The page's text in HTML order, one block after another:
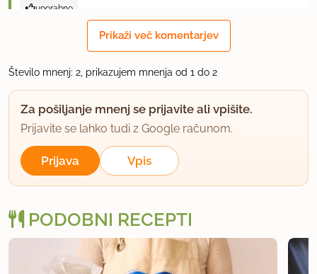
uporabno
Prikaži več komentarjev
Število mnenj: 2, prikazujem mnenja od 1 do 2
Za pošiljanje mnenj se prijavite ali vpišite.
Prijavite se lahko tudi z Google računom.
Prijava Vpis
PODOBNI RECEPTI